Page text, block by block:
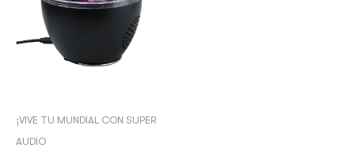
¡VIVE TU MUNDIAL CON SUPER
AUDIO